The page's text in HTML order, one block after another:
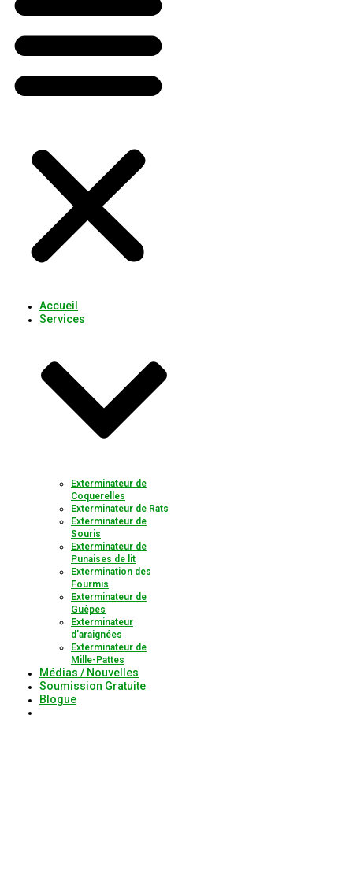
Accueil
Services
Exterminateur de
Coquerelles
Exterminateur de Rats
Exterminateur de
Souris
Exterminateur de
Punaises de lit
Extermination des
Fourmis
Exterminateur de
Guêpes
Exterminateur
d’araignées
Exterminateur de
Mille-Pattes
Médias / Nouvelles
Soumission Gratuite
Blogue